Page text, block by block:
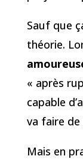
Sauf que
théorie.
« après
capable
va faire de
Mais en